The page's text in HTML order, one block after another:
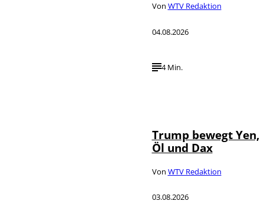
Von WTV Redaktion
04.08.2026
4 Min.
Trump bewegt Yen,
Öl und Dax
Von WTV Redaktion
03.08.2026